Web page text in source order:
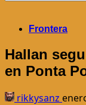
Frontera
Hallan
en Ponta
rikkysanz